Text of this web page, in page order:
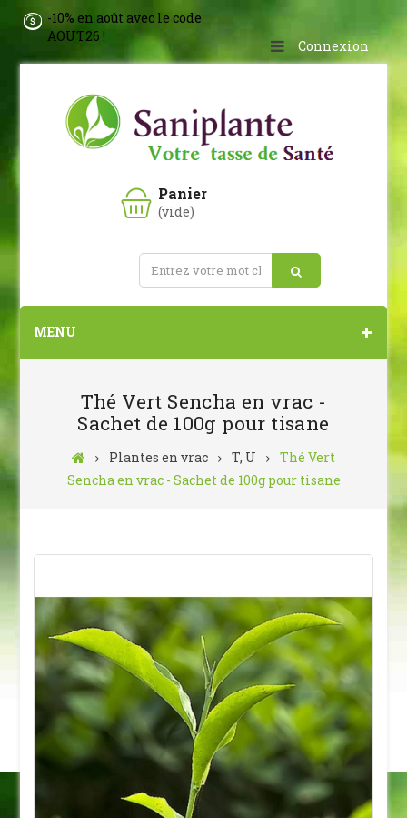
Connexion
-10% en août avec le code
AOUT26 !
Panier
(vide)
MENU
Thé Vert Sencha en vrac -
Sachet de 100g pour tisane
Plantes en vrac T, U
Thé Vert
Sencha en vrac - Sachet de 100g pour tisane